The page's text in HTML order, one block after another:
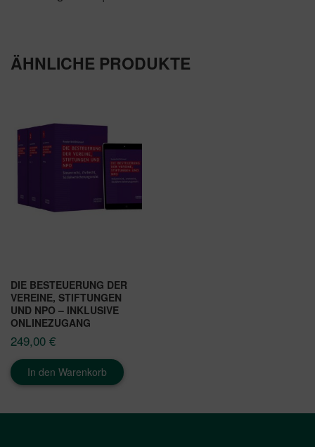
ÄHNLICHE PRODUKTE
DIE BESTEUERUNG DER
VEREINE, STIFTUNGEN
UND NPO – INKLUSIVE
ONLINEZUGANG
249,00 €
In den Warenkorb